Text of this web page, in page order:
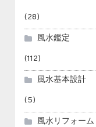
(28)
風水鑑定
(112)
風水基本設計
(5)
風水リフォーム